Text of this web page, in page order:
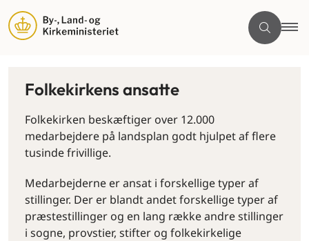
Folkekirkens ansatte
Folkekirken beskæftiger over 12.000
medarbejdere på landsplan godt hjulpet af flere
tusinde frivillige.
Medarbejderne er ansat i forskellige typer af
stillinger. Der er blandt andet forskellige typer af
præstestillinger og en lang række andre stillinger
i sogne, provstier, stifter og folkekirkelige